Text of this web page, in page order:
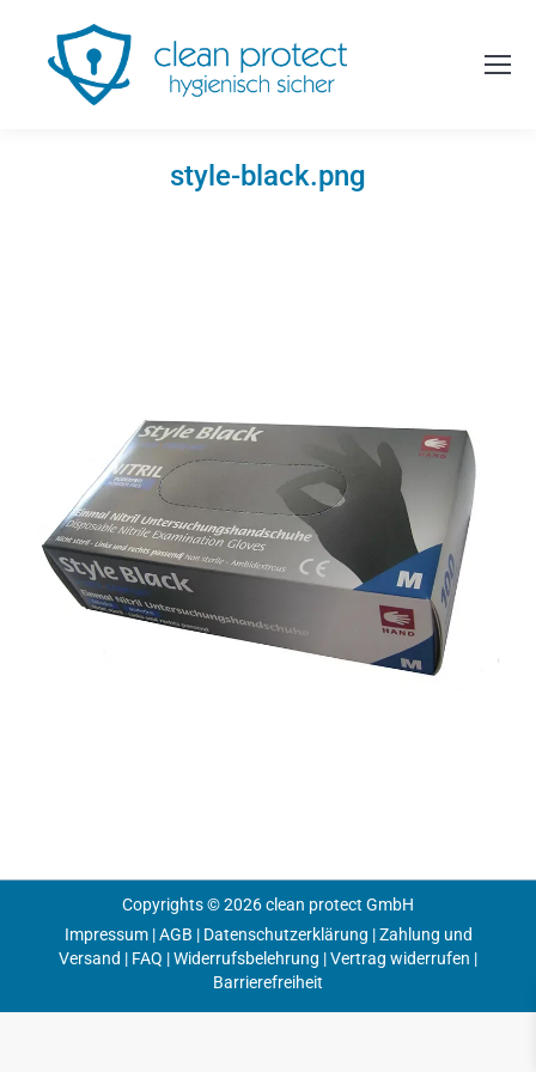
style-black.png
Copyrights © 2026 clean protect GmbH
Impressum|AGB | Datenschutzerklärung |Zahlung und
Versand | FAQ |Widerrufsbelehrung |Vertrag widerrufen |
Barrierefreiheit